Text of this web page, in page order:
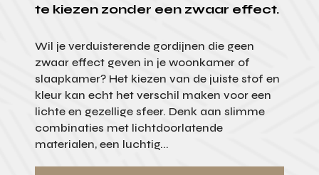
te kiezen zonder een zwaar effect.
Wil je verduisterende gordijnen die geen
zwaar effect geven in je woonkamer of
slaapkamer? Het kiezen van de juiste stof en
kleur kan echt het verschil maken voor een
lichte en gezellige sfeer. Denk aan slimme
combinaties met lichtdoorlatende
materialen, een luchtig...